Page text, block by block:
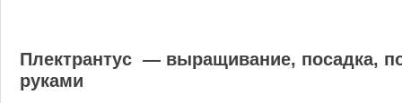
Плектрантус — выращивание, посадка,
руками